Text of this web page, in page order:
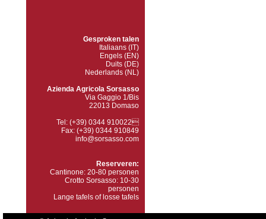
Gesproken talen
Italiaans (IT)
Engels (EN)
Duits (DE)
Nederlands (NL)
Azienda Agricola Sorsasso
Via Gaggio 1/Bis
22013 Domaso
Tel: (+39) 0344 910022
Fax: (+39) 0344 910849
info@sorsasso.com
Reserveren:
Cantinone: 20-80 personen
Crotto Sorsasso: 10-30
personen
Lange tafels of losse tafels